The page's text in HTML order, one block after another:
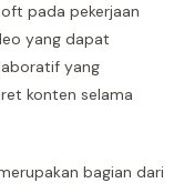
pada pekerjaan
yang dapat
yang
konten selama
bagian dari